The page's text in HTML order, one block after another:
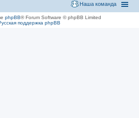
Наша команда
phpBB® Forum Software © phpBB Limited
поддержка phpBB